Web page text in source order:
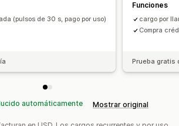
(pulsos de 30 s, pago por uso)
Funciones
cargo por
Compra
Prueba gratis
automáticamente Mostrar original